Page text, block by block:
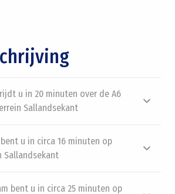
u in 20 minuten over de A6
Sallandsekant
u in circa 16 minuten op
Sallandsekant
bent u in circa 25 minuten op